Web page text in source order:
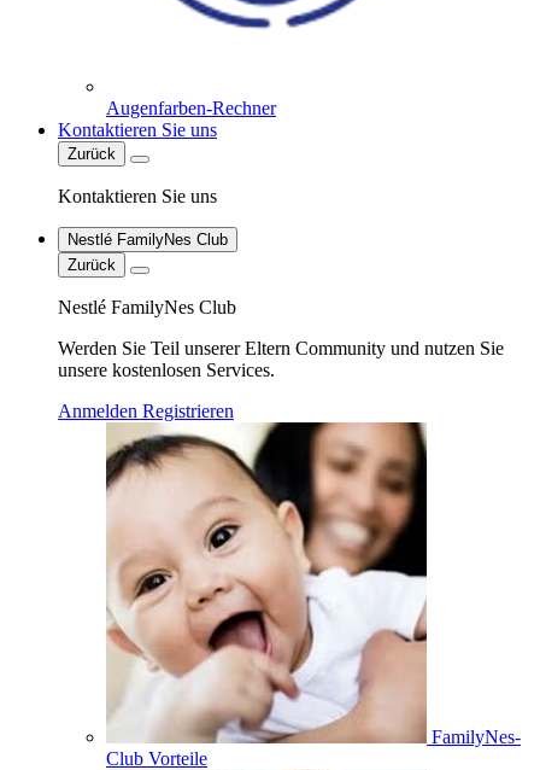
Augenfarben-Rechner
Kontaktieren Sie uns
Zurück
Kontaktieren Sie uns
Nestlé FamilyNes Club
Zurück
Nestlé FamilyNes Club
Werden Sie Teil unserer Eltern Community und nutzen Sie
unsere kostenlosen Services.
Anmelden Registrieren
FamilyNes-
Club Vorteile